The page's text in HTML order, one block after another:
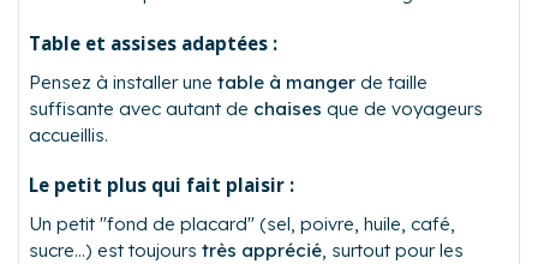
Table et assises adaptées :
Pensez à installer une table à manger de taille
suffisante avec autant de chaises que de voyageurs
accueillis.
Le petit plus qui fait plaisir :
Un petit "fond de placard" (sel, poivre, huile, café,
sucre…) est toujours très apprécié, surtout pour les